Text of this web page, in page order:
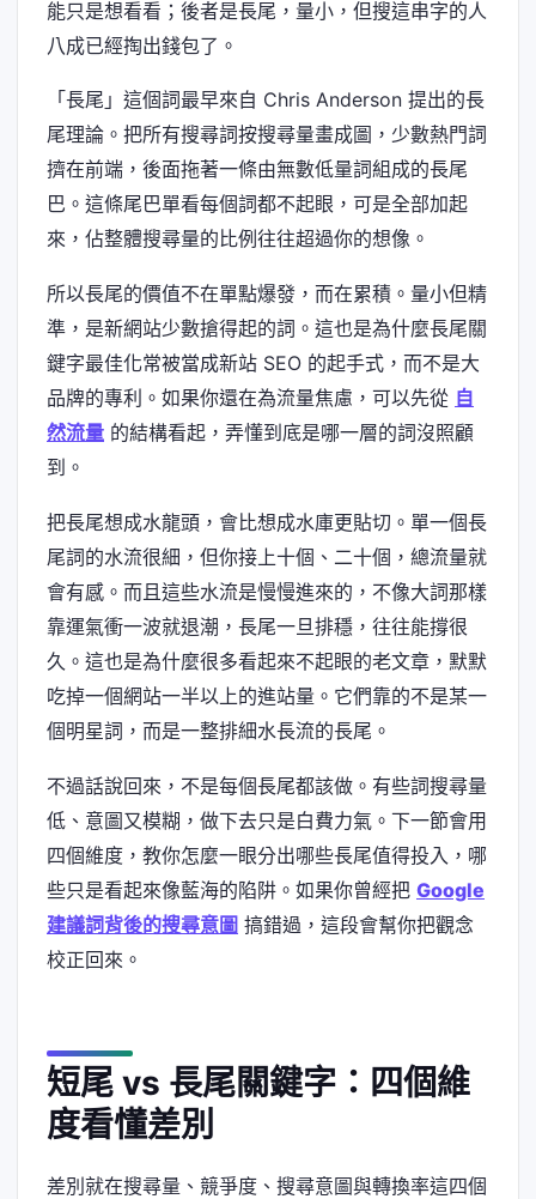
能只是想看看；後者是長尾，量小，但搜這串字的人
八成已經掏出錢包了。
「長尾」這個詞最早來自 Chris Anderson 提出的長
尾理論。把所有搜尋詞按搜尋量畫成圖，少數熱門詞
擠在前端，後面拖著一條由無數低量詞組成的長尾
巴。這條尾巴單看每個詞都不起眼，可是全部加起
來，佔整體搜尋量的比例往往超過你的想像。
所以長尾的價值不在單點爆發，而在累積。量小但精
準，是新網站少數搶得起的詞。這也是為什麼長尾關
鍵字最佳化常被當成新站 SEO 的起手式，而不是大
品牌的專利。如果你還在為流量焦慮，可以先從 自
然流量 的結構看起，弄懂到底是哪一層的詞沒照顧
到。
把長尾想成水龍頭，會比想成水庫更貼切。單一個長
尾詞的水流很細，但你接上十個、二十個，總流量就
會有感。而且這些水流是慢慢進來的，不像大詞那樣
靠運氣衝一波就退潮，長尾一旦排穩，往往能撐很
久。這也是為什麼很多看起來不起眼的老文章，默默
吃掉一個網站一半以上的進站量。它們靠的不是某一
個明星詞，而是一整排細水長流的長尾。
不過話說回來，不是每個長尾都該做。有些詞搜尋量
低、意圖又模糊，做下去只是白費力氣。下一節會用
四個維度，教你怎麼一眼分出哪些長尾值得投入，哪
些只是看起來像藍海的陷阱。如果你曾經把 Google
建議詞背後的搜尋意圖 搞錯過，這段會幫你把觀念
校正回來。
短尾 vs 長尾關鍵字：四個維
度看懂差別
差別就在搜尋量、競爭度、搜尋意圖與轉換率這四個